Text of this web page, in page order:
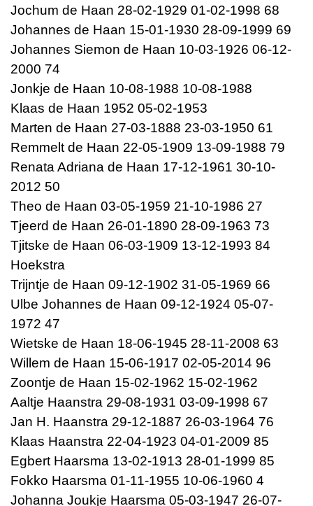
Jochum de Haan 28-02-1929 01-02-1998 68
Johannes de Haan 15-01-1930 28-09-1999 69
Johannes Siemon de Haan 10-03-1926 06-12-
2000 74
Jonkje de Haan 10-08-1988 10-08-1988
Klaas de Haan 1952 05-02-1953
Marten de Haan 27-03-1888 23-03-1950 61
Remmelt de Haan 22-05-1909 13-09-1988 79
Renata Adriana de Haan 17-12-1961 30-10-
2012 50
Theo de Haan 03-05-1959 21-10-1986 27
Tjeerd de Haan 26-01-1890 28-09-1963 73
Tjitske de Haan 06-03-1909 13-12-1993 84
Hoekstra
Trijntje de Haan 09-12-1902 31-05-1969 66
Ulbe Johannes de Haan 09-12-1924 05-07-
1972 47
Wietske de Haan 18-06-1945 28-11-2008 63
Willem de Haan 15-06-1917 02-05-2014 96
Zoontje de Haan 15-02-1962 15-02-1962
Aaltje Haanstra 29-08-1931 03-09-1998 67
Jan H. Haanstra 29-12-1887 26-03-1964 76
Klaas Haanstra 22-04-1923 04-01-2009 85
Egbert Haarsma 13-02-1913 28-01-1999 85
Fokko Haarsma 01-11-1955 10-06-1960 4
Johanna Joukje Haarsma 05-03-1947 26-07-